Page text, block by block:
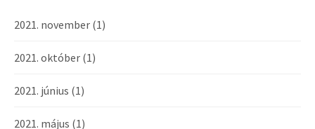
2021. november (1)
2021. október (1)
2021. június (1)
2021. május (1)